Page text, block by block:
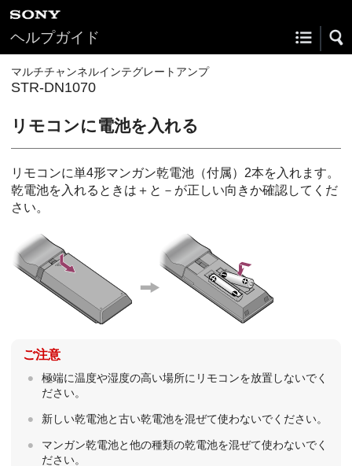
ヘルプガイド
マルチチャンネルインテグレートアンプ
STR-DN1070
リモコンに電池を入れる
リモコンに単4形マンガン乾電池（付属）2本を入れます。
乾電池を入れるときは＋と－が正しい向きか確認してくだ
さい。
ご注意
極端に温度や湿度の高い場所にリモコンを放置しないでく
ださい。
新しい乾電池と古い乾電池を混ぜて使わないでください。
マンガン乾電池と他の種類の乾電池を混ぜて使わないでく
ださい。